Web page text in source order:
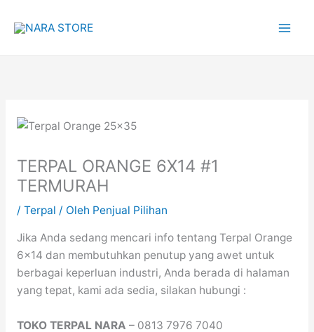
TERPAL ORANGE 6X14 #1
TERMURAH
/ Terpal / Oleh Penjual Pilihan
Jika Anda sedang mencari info tentang Terpal Orange
6×14 dan membutuhkan penutup yang awet untuk
berbagai keperluan industri, Anda berada di halaman
yang tepat, kami ada sedia, silakan hubungi :
TOKO TERPAL NARA – 0813 7976 7040